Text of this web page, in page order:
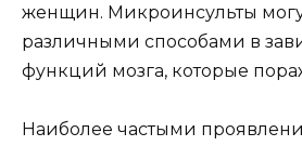
женщин. Микроинсульты
различными способами в
функций мозга, которые
Наиболее частыми